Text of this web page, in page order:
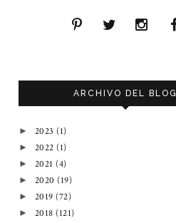
ARCHIVO DEL BLOG
► 2023 (1)
► 2022 (1)
► 2021 (4)
► 2020 (19)
► 2019 (72)
► 2018 (121)